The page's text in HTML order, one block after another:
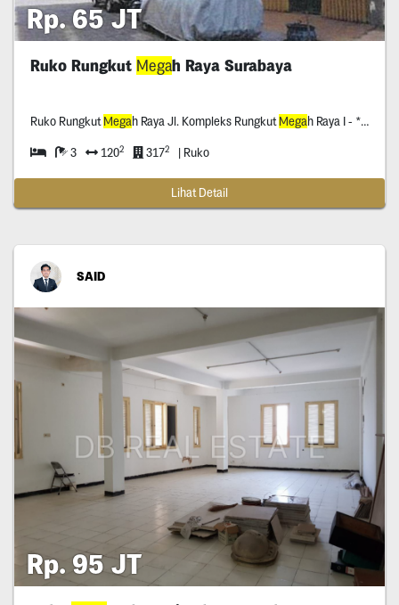
Rp. 65 JT
Ruko Rungkut Megah Raya Surabaya
Ruko RungkutMegah Raya Jl. Kompleks RungkutMegah Raya I - * Surabaya
3 1202 3172 | Ruko
Lihat Detail
SAID
Rp. 95 JT